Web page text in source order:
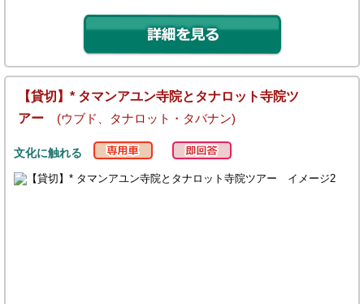
【貸切】* タマンアユン寺院とタナロット寺院ツ
アー (ウブド、タナロット・タバナン)
文化に触れる